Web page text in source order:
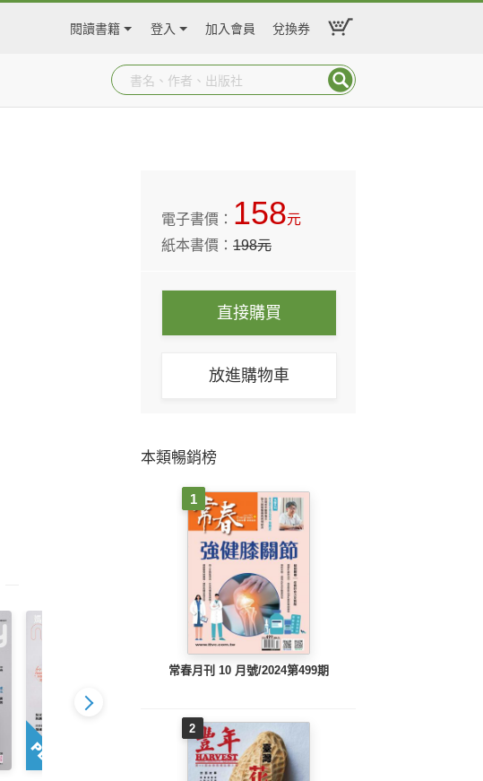
閱讀書籍 登入 加入會員 兌換券
電子書價： 158元
紙本書價：198元
直接購買
放進購物車
本類暢銷榜
1
常春月刊 10 月號/2024第499期
2